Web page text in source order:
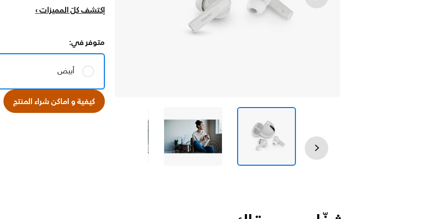
إكتشف كلّ المميزات
متوفر في:
أبيض
كيفية و اماكن شراء المنتج